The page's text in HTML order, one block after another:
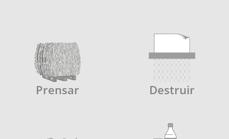
Prensar Destruir